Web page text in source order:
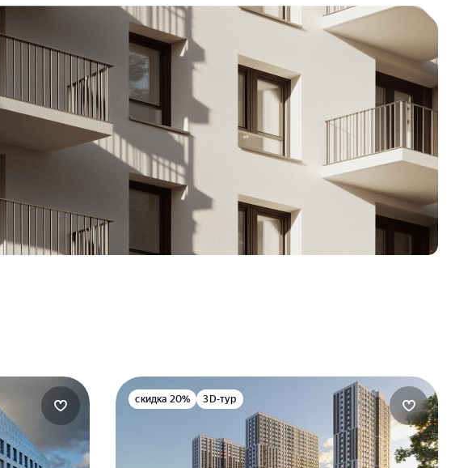
скидка 20% 3D-тур